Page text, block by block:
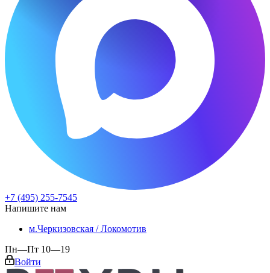
+7 (495) 255-7545
Напишите нам
м.Черкизовская / Локомотив
Пн—Пт 10—19
Войти